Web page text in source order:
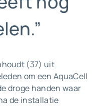
(37) uit
om een AquaCell
droge handen waar
de installatie